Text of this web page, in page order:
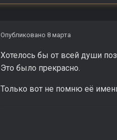
Опубликовано 8 марта
Хотелось бы от всей души
Это было прекрасно.
Только вот не помню её